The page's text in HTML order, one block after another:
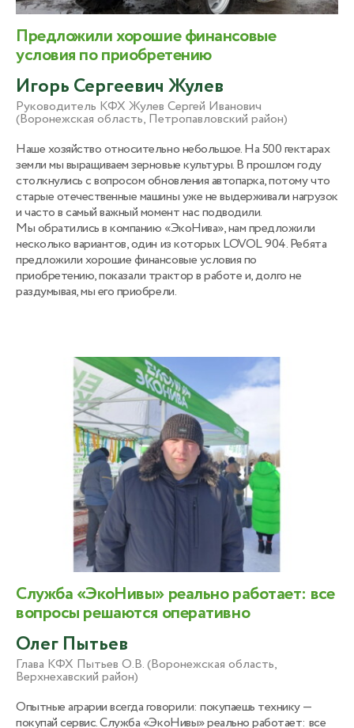
Предложили хорошие финансовые
условия по приобретению
Игорь Сергеевич Жулев
Руководитель КФХ Жулев Сергей Иванович
(Воронежская область, Петропавловский район)
Наше хозяйство относительно небольшое. На 500 гектарах
земли мы выращиваем зерновые культуры. В прошлом году
столкнулись с вопросом обновления автопарка, потому что
старые отечественные машины уже не выдерживали нагрузок
и часто в самый важный момент нас подводили.
Мы обратились в компанию «ЭкоНива», нам предложили
несколько вариантов, один из которых LOVOL 904. Ребята
предложили хорошие финансовые условия по
приобретению, показали трактор в работе и, долго не
раздумывая, мы его приобрели.
Служба «ЭкоНивы» реально работает: все
вопросы решаются оперативно
Олег Пытьев
Глава КФХ Пытьев О.В. (Воронежская область,
Верхнехавский район)
Опытные аграрии всегда говорили: покупаешь технику —
покупай сервис. Служба «ЭкоНивы» реально работает: все